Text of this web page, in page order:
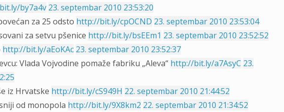
by7a4v 23. septembar 2010 23:53:20
za 25 odsto http://bit.ly/cpOCND 23. septembar 2010 23:53:04
za setvu pšenice http://bit.ly/bsEEm1 23. septembar 2010 23:52:52
http://bit.ly/aEoKAc 23. septembar 2010 23:52:37
Vlada Vojvodine pomaže fabriku „Aleva“ http://bit.ly/a7AsyC 23.
iz Hrvatske http://bit.ly/cS949H 22. septembar 2010 21:44:52
od monopola http://bit.ly/9X8km2 22. septembar 2010 21:34:52